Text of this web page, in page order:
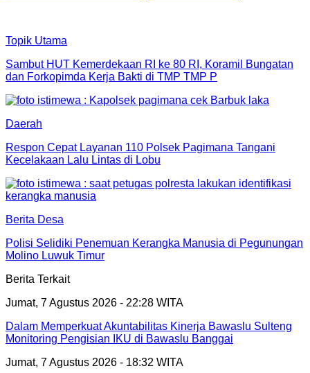
Topik Utama
Sambut HUT Kemerdekaan RI ke 80 RI, Koramil Bungatan
dan Forkopimda Kerja Bakti di TMP TMP P
Daerah
Respon Cepat Layanan 110 Polsek Pagimana Tangani
Kecelakaan Lalu Lintas di Lobu
Berita Desa
Polisi Selidiki Penemuan Kerangka Manusia di Pegunungan
Molino Luwuk Timur
Berita Terkait
Jumat, 7 Agustus 2026 - 22:28 WITA
Dalam Memperkuat Akuntabilitas Kinerja Bawaslu Sulteng
Monitoring Pengisian IKU di Bawaslu Banggai
Jumat, 7 Agustus 2026 - 18:32 WITA